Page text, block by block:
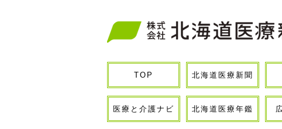
TOP 北海道医療新聞
医療と介護ナビ 北海道医療年鑑